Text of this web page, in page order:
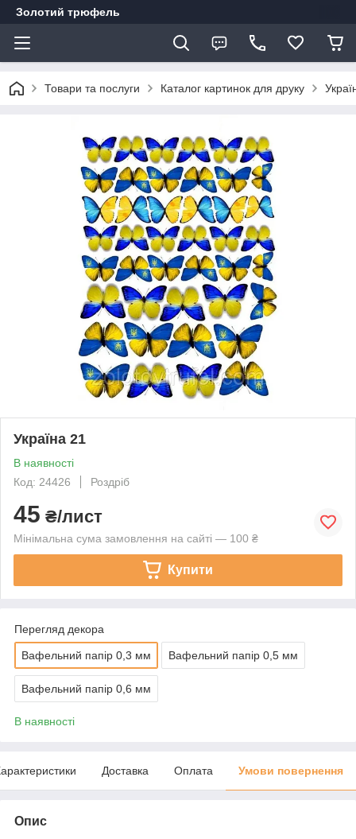
Золотий трюфель
Товари та послуги Каталог картинок для друку
Україна 21
В наявності
Код: 24426
Роздріб
45 ₴/лист
Мінімальна сума замовлення на сайті — 100 ₴
Купити
Перегляд декора
Вафельний папір 0,3 мм Вафельний папір 0,5 мм
Вафельний папір 0,6 мм
В наявності
Доставка Оплата Умови повернення
Опис